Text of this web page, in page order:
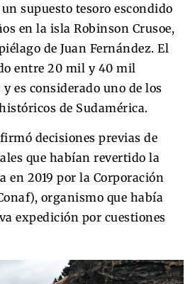
supuesto tesoro escondido
en la isla Robinson Crusoe,
de Juan Fernández. El
entre 20 mil y 40 mil
es considerado uno de los
de Sudamérica.
decisiones previas de
que habían revertido la
en 2019 por la Corporación
organismo que había
expedición por cuestiones